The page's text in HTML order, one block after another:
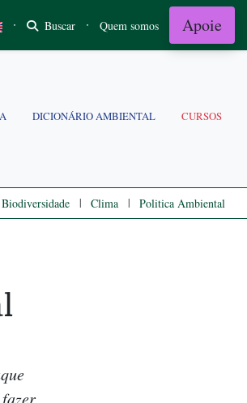
· Buscar · Quem somos Apoie
DICIONÁRIO AMBIENTAL CURSOS
Biodiversidade | Clima | Politica Ambiental